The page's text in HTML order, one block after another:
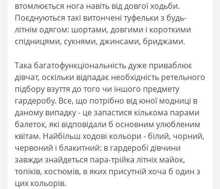
втомлюється нога навіть від довгої ходьби.
Поєднуються такі витончені туфельки з будь-
літнім одягом: шортами, довгими і короткими
спідницями, сукнями, джинсами, бриджами.
Така багатофункціональність дуже приваблює
дівчат, оскільки відпадає необхідність ретельного
підбору взуття до того чи іншого предмету
гардеробу. Все, що потрібно від юної модниці в
даному випадку - це запастися кількома парами
балеток, які відповідали б основним улюбленим
квітам. Найбільш ходові кольори - білий, чорний,
червоний і блакитний: в гардеробі дівчини
завжди знайдеться пара-трійка літніх майок,
топіків, костюмів, в яких присутній хоча б один з
цих кольорів.